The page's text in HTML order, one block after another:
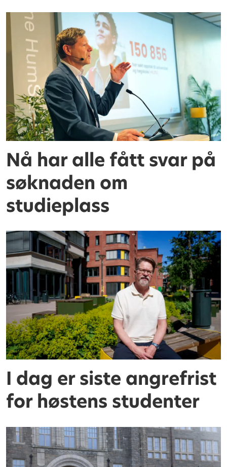
Nå har alle fått svar på
søknaden om
studieplass
I dag er siste angrefrist
for høstens studenter